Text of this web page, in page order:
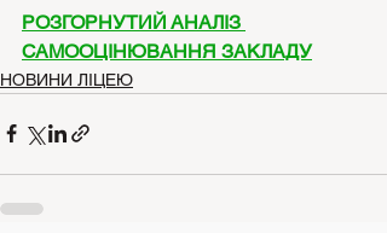
РОЗГОРНУТИЙ АНАЛІЗ
САМООЦІНЮВАННЯ ЗАКЛАДУ
НОВИНИ ЛІЦЕЮ